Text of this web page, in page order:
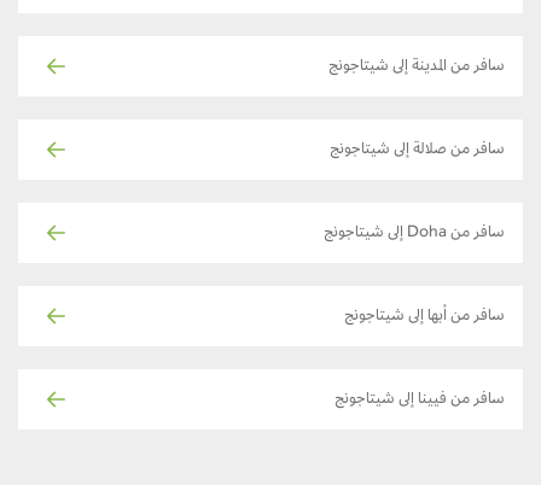
سافر من المدينة إلى شيتاجونج
سافر من صلالة إلى شيتاجونج
سافر من Doha إلى شيتاجونج
سافر من أبها إلى شيتاجونج
سافر من فيينا إلى شيتاجونج